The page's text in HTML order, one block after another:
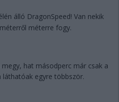
álló DragonSpeed! Van nekik
méterre fogy.
megy, hat másodperc már csak a
láthatóak egyre többször.